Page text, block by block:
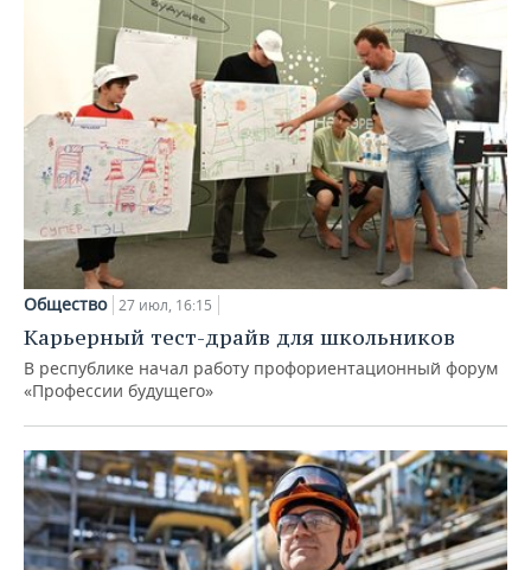
Общество 27 июл, 16:15
Карьерный тест-драйв для школьников
В республике начал работу профориентационный форум
«Профессии будущего»